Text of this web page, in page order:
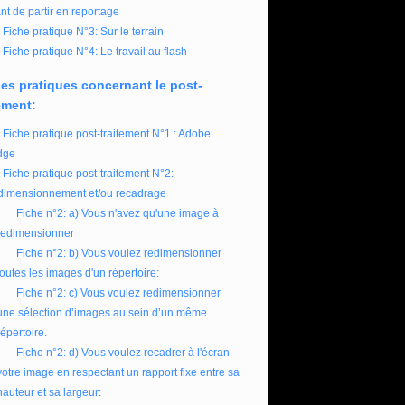
de partir en reportage
Fiche pratique N°3: Sur le terrain
Fiche pratique N°4: Le travail au flash
pratiques concernant le post-
Fiche pratique post-traitement N°1 : Adobe
Fiche pratique post-traitement N°2:
et/ou recadrage
Fiche n°2: a) Vous n'avez qu'une image à
Fiche n°2: b) Vous voulez redimensionner
les images d'un répertoire:
Fiche n°2: c) Vous voulez redimensionner
sélection d’images au sein d’un même
Fiche n°2: d) Vous voulez recadrer à l'écran
image en respectant un rapport fixe entre sa
et sa largeur: